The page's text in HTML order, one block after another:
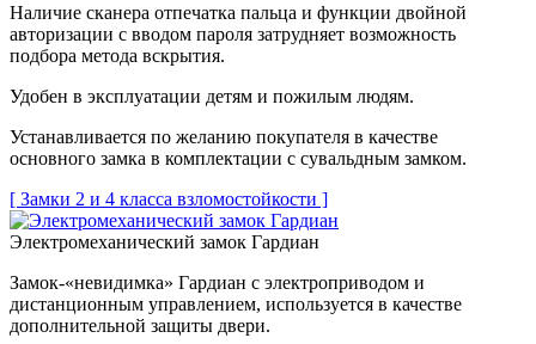
Наличие сканера отпечатка пальца и функции двойной
авторизации с вводом пароля затрудняет возможность
подбора метода вскрытия.
Удобен в эксплуатации детям и пожилым людям.
Устанавливается по желанию покупателя в качестве
основного замка в комплектации с сувальдным замком.
[ Замки 2 и 4 класса взломостойкости ]
Электромеханический замок Гардиан
Замок-«невидимка» Гардиан с электроприводом и
дистанционным управлением, используется в качестве
дополнительной защиты двери.